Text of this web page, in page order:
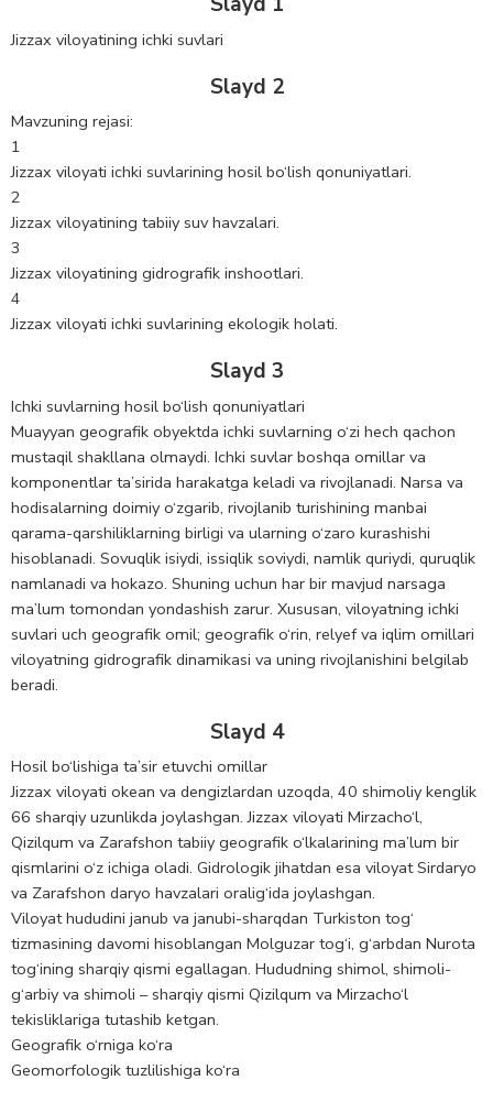
Jizzax viloyatining ichki suvlari
Slayd 2
Mavzuning rejasi:
1
Jizzax viloyati ichki suvlarining hosil bo‘lish qonuniyatlari.
2
Jizzax viloyatining tabiiy suv havzalari.
3
Jizzax viloyatining gidrografik inshootlari.
4
Jizzax viloyati ichki suvlarining ekologik holati.
Slayd 3
Ichki suvlarning hosil bo‘lish qonuniyatlari
Muayyan geografik obyektda ichki suvlarning o‘zi hech qachon
mustaqil shakllana olmaydi. Ichki suvlar boshqa omillar va
komponentlar ta’sirida harakatga keladi va rivojlanadi. Narsa va
hodisalarning doimiy o‘zgarib, rivojlanib turishining manbai
qarama-qarshiliklarning birligi va ularning o‘zaro kurashishi
hisoblanadi. Sovuqlik isiydi, issiqlik soviydi, namlik quriydi, quruqlik
namlanadi va hokazo. Shuning uchun har bir mavjud narsaga
ma’lum tomondan yondashish zarur. Xususan, viloyatning ichki
suvlari uch geografik omil; geografik o‘rin, relyef va iqlim omillari
viloyatning gidrografik dinamikasi va uning rivojlanishini belgilab
beradi.
Slayd 4
Hosil bo‘lishiga ta’sir etuvchi omillar
Jizzax viloyati okean va dengizlardan uzoqda, 40 shimoliy kenglik
66 sharqiy uzunlikda joylashgan. Jizzax viloyati Mirzacho‘l,
Qizilqum va Zarafshon tabiiy geografik o‘lkalarining ma’lum bir
qismlarini o‘z ichiga oladi. Gidrologik jihatdan esa viloyat Sirdaryo
va Zarafshon daryo havzalari oralig‘ida joylashgan.
Viloyat hududini janub va janubi-sharqdan Turkiston tog‘
tizmasining davomi hisoblangan Molguzar tog‘i, g‘arbdan Nurota
tog‘ining sharqiy qismi egallagan. Hududning shimol, shimoli-
g‘arbiy va shimoli – sharqiy qismi Qizilqum va Mirzacho‘l
tekisliklariga tutashib ketgan.
Geografik o‘rniga ko‘ra
Geomorfologik tuzlilishiga ko‘ra